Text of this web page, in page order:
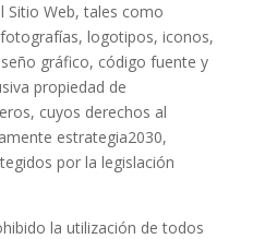
Sitio Web, tales como
logotipos, iconos,
gráfico, código fuente y
propiedad de
cuyos derechos al
estrategia2030,
por la legislación
la utilización de todos